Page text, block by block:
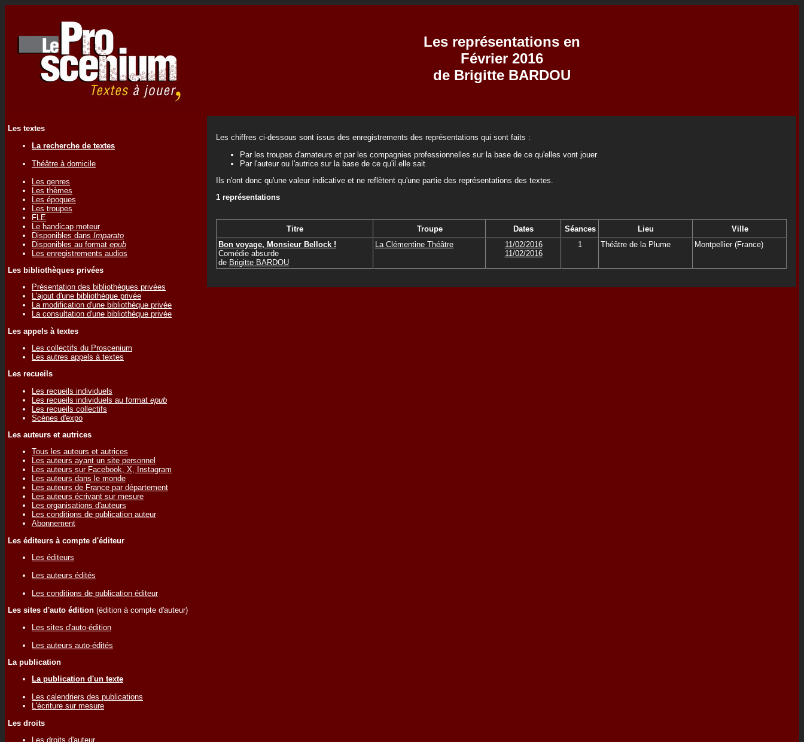
Les représentations en
Février 2016
de Brigitte BARDOU
Les textes
La recherche de textes
Théâtre à domicile
Les genres
Les thèmes
Les époques
Les troupes
FLE
Le handicap moteur
Disponibles dans Imparato
Disponibles au format epub
Les enregistrements audios
Les bibliothèques privées
Présentation des bibliothèques privées
L'ajout d'une bibliothèque privée
La modification d'une bibliothèque privée
La consultation d'une bibliothèque privée
Les appels à textes
Les collectifs du Proscenium
Les autres appels à textes
Les recueils
Les recueils individuels
Les recueils individuels au format epub
Les recueils collectifs
Scènes d'expo
Les auteurs et autrices
Tous les auteurs et autrices
Les auteurs ayant un site personnel
Les auteurs sur Facebook, X, Instagram
Les auteurs dans le monde
Les auteurs de France par département
Les auteurs écrivant sur mesure
Les organisations d'auteurs
Les conditions de publication auteur
Abonnement
Les éditeurs à compte d'éditeur
Les éditeurs
Les auteurs édités
Les conditions de publication éditeur
Les sites d'auto édition (édition à compte d'auteur)
Les sites d'auto-édition
Les auteurs auto-édités
La publication
La publication d'un texte
Les calendriers des publications
L'écriture sur mesure
Les droits
Les droits d'auteur
Les chiffres ci-dessous sont issus des enregistrements des représentations qui sont faits :
Par les troupes d'amateurs et par les compagnies professionnelles sur la base de ce qu'elles vont jouer
Par l'auteur ou l'autrice sur la base de ce qu'il.elle sait
Ils n'ont donc qu'une valeur indicative et ne reflètent qu'une partie des représentations des textes.
1 représentations
Titre Troupe Dates Séances Lieu
Ville
Bon voyage, Monsieur Bellock !
Comédie absurde
de Brigitte BARDOU
La Clémentine Théâtre
11/02/2016
11/02/2016
1 Théâtre de la Plume Montpellier (France)